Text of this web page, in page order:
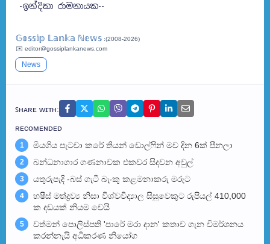
-ඉන්දිකා රාමනායක--
𝔾𝕠𝕤𝕤𝕚𝕡 𝕃𝕒𝕟𝕜𝕒 ℕ𝕖𝕨𝕤 :(2008-2026)
✉️ editor@gossiplankanews.com
News
ꜱʜᴀʀᴇ ᴡɪᴛʜ:
ʀᴇᴄᴏᴍᴇɴᴅᴇᴅ
1 මියගිය පැටවා කරේ තියන් ඩොල්ෆින් මව දින 6ක් පීනලා
2 බන්ධනාගාර ගණනාවක එකවර සිදවන අවුල්
3 යතුරුපැදි -බස් ගැටී බැංකු කළමනාකරු මරුට
4
හෂීස් මත්ද්‍රව්‍ය නිසා විශ්වවිද්‍යාල සිසුවෙකුට රුපියල් 410,000
ක දඩයක් නියම වෙයි
5
වත්මන් පොලිස්පති 'පාරේ මරා දාන' කතාව ගැන විමර්ශනය
කරන්නැයි අධිකරණ නියෝග